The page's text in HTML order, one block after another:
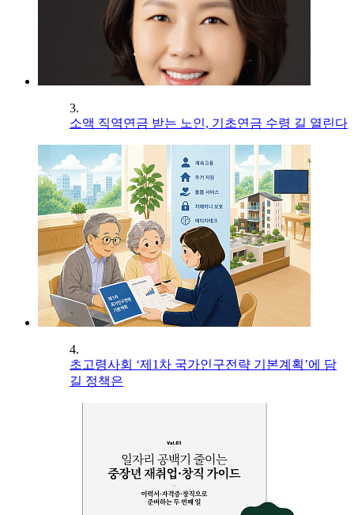
3.
소액 직역연금 받는 노인, 기초연금 수령 길 열린다
4.
초고령사회 ‘제1차 국가인구전략 기본계획’에 담
길 정책은